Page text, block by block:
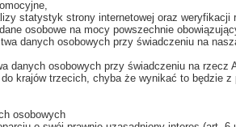
statystyk strony internetowej oraz weryfikacji
osobowe na mocy powszechnie
danych osobowych przy świadczeniu na
danych osobowych przy świadczeniu na rzecz
krajów trzecich, chyba że wynikać to będzie
osobowych